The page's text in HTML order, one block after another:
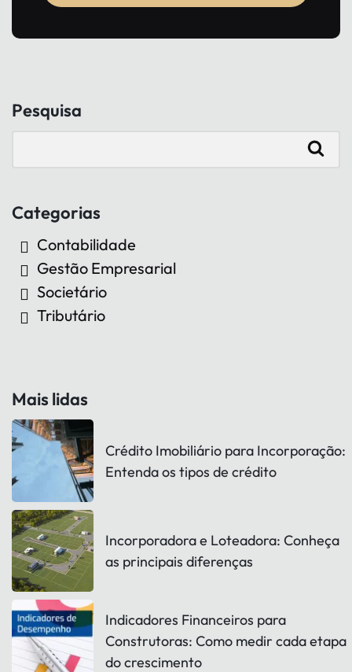
Pesquisa
Categorias
Contabilidade
Gestão Empresarial
Societário
Tributário
Mais lidas
Crédito Imobiliário para Incorporação:
Entenda os tipos de crédito
Incorporadora e Loteadora: Conheça
as principais diferenças
Indicadores Financeiros para
Construtoras: Como medir cada etapa
do crescimento